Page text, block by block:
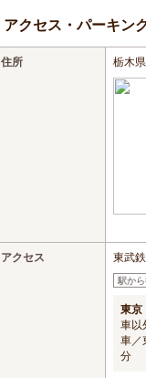
アクセス・パーキン
住所 栃木
アクセス 東武
駅か
東京
車以
車／
分